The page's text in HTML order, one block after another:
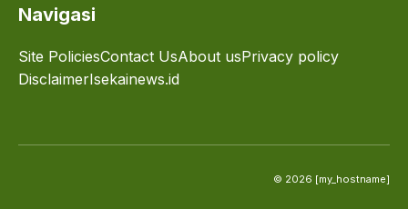
Navigasi
Site PoliciesContact UsAbout usPrivacy policy
DisclaimerIsekainews.id
© 2026 [my_hostname]